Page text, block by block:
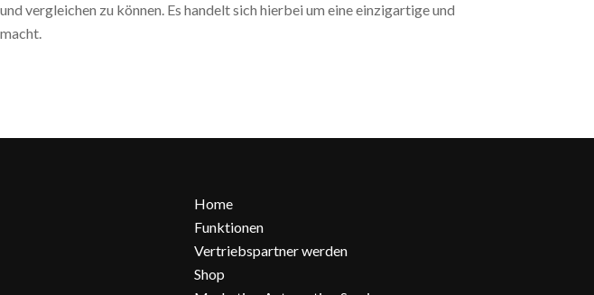
vergleichen zu können. Es handelt sich hierbei um eine einzigartige und
Home
Funktionen
Vertriebspartner werden
Shop